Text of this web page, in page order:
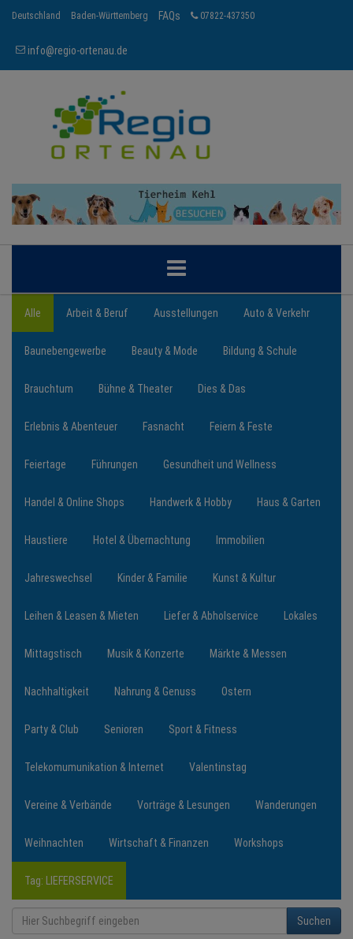
Deutschland Baden-Württemberg FAQs 07822-437350
info@regio-ortenau.de
ORTENAU
BRANCHEN
NEWS
TERMINE
ANGEBOTE
JOBS
Alle Arbeit & Beruf Ausstellungen Auto & Verkehr
Baunebengewerbe Beauty & Mode Bildung & Schule
Brauchtum Bühne & Theater Dies & Das
Erlebnis & Abenteuer Fasnacht Feiern & Feste
Feiertage Führungen Gesundheit und Wellness
Handel & Online Shops Handwerk & Hobby Haus & Garten
Haustiere Hotel & Übernachtung Immobilien
Jahreswechsel Kinder & Familie Kunst & Kultur
Leihen & Leasen & Mieten Liefer & Abholservice Lokales
Mittagstisch Musik & Konzerte Märkte & Messen
Nachhaltigkeit Nahrung & Genuss Ostern
Party & Club Senioren Sport & Fitness
Telekomumunikation & Internet Valentinstag
Vereine & Verbände Vorträge & Lesungen Wanderungen
Weihnachten Wirtschaft & Finanzen Workshops
Tag: LIEFERSERVICE
Suchen